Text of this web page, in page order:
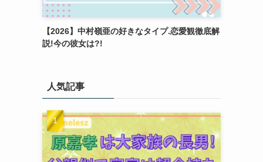
【2026】中村嶺亜の好きなタイプ.恋愛観徹底解
説!今の彼女は?!
人気記事